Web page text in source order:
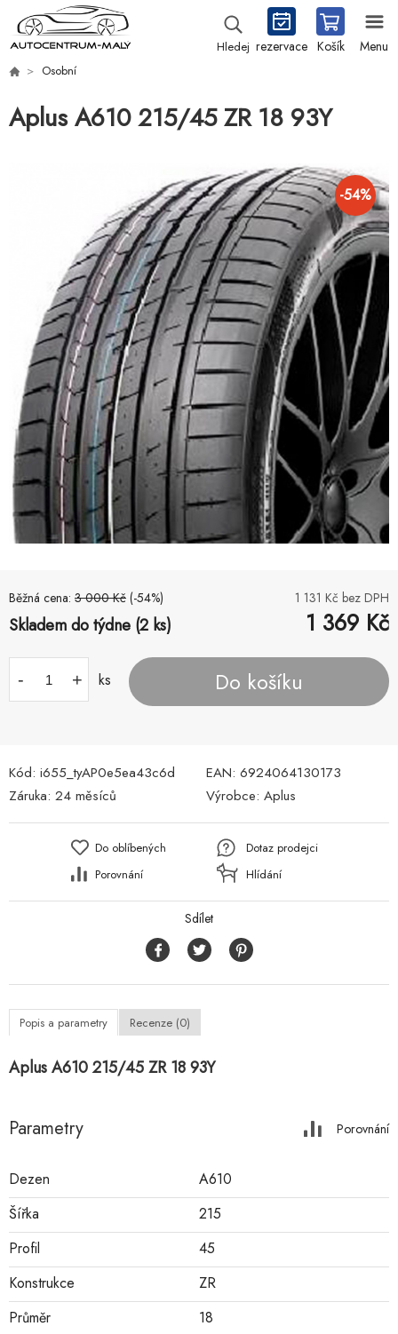
Hledej rezervace Košík Menu
Osobní
Aplus A610 215/45 ZR 18 93Y
-54%
Běžná cena: 3 000 Kč (-54%) 1 131 Kč bez DPH
Skladem do týdne (2 ks) 1 369 Kč
- + ks Do košíku
Kód: i655_tyAP0e5ea43c6d EAN: 6924064130173
Záruka: 24 měsíců Výrobce: Aplus
Do oblíbených
Porovnání
Dotaz prodejci
Hlídání
Sdílet
Popis a parametry Recenze (0)
Aplus A610 215/45 ZR 18 93Y
Parametry Porovnání
Dezen
A610
Šířka
215
Profil
45
Konstrukce
ZR
Průměr
18